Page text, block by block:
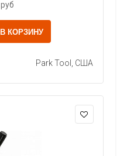
руб
В КОРЗИНУ
Park Tool, США